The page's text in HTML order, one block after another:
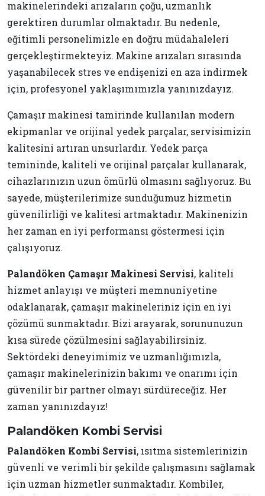
makinelerindeki arızaların çoğu, uzmanlık
gerektiren durumlar olmaktadır. Bu nedenle,
eğitimli personelimizle en doğru müdahaleleri
gerçekleştirmekteyiz. Makine arızaları sırasında
yaşanabilecek stres ve endişenizi en aza indirmek
için, profesyonel yaklaşımımızla yanınızdayız.
Çamaşır makinesi tamirinde kullanılan modern
ekipmanlar ve orijinal yedek parçalar, servisimizin
kalitesini artıran unsurlardır. Yedek parça
temininde, kaliteli ve orijinal parçalar kullanarak,
cihazlarınızın uzun ömürlü olmasını sağlıyoruz. Bu
sayede, müşterilerimize sunduğumuz hizmetin
güvenilirliği ve kalitesi artmaktadır. Makinenizin
her zaman en iyi performansı göstermesi için
çalışıyoruz.
Palandöken Çamaşır Makinesi Servisi, kaliteli
hizmet anlayışı ve müşteri memnuniyetine
odaklanarak, çamaşır makineleriniz için en iyi
çözümü sunmaktadır. Bizi arayarak, sorununuzun
kısa sürede çözülmesini sağlayabilirsiniz.
Sektördeki deneyimimiz ve uzmanlığımızla,
çamaşır makinelerinizin bakımı ve onarımı için
güvenilir bir partner olmayı sürdüreceğiz. Her
zaman yanınızdayız!
Palandöken Kombi Servisi
Palandöken Kombi Servisi, ısıtma sistemlerinizin
güvenli ve verimli bir şekilde çalışmasını sağlamak
için uzman hizmetler sunmaktadır. Kombiler,